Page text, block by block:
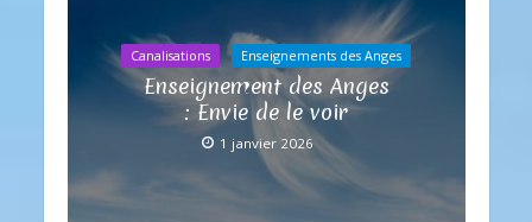
Canalisations Enseignements des Anges
Enseignement des Anges
: Envie de le voir
1 janvier 2026